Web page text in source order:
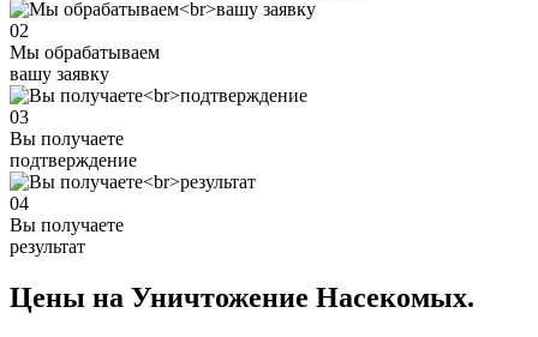
02
Мы обрабатываем
вашу заявку
03
Вы получаете
подтверждение
04
Вы получаете
результат
Цены на Уничтожение Насекомых.